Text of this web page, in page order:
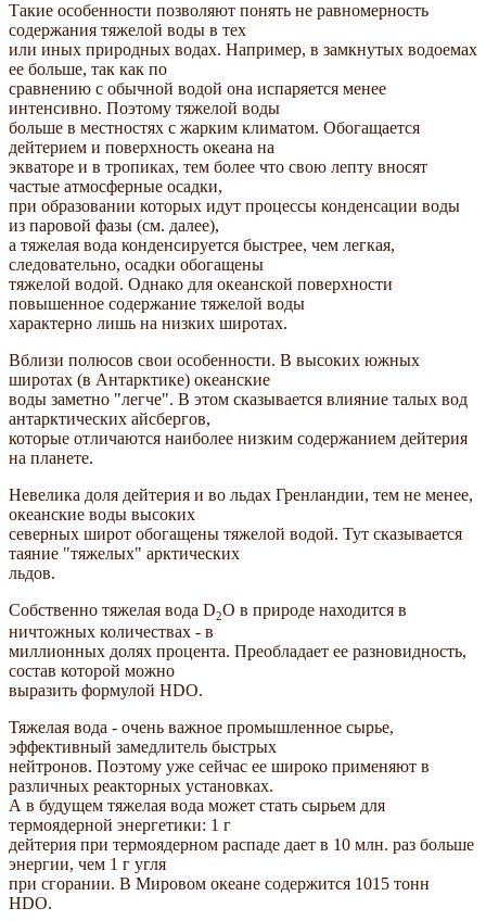
Такие особенности позволяют понять не равномерность
содержания тяжелой воды в тех
или иных природных водах. Например, в замкнутых водоемах
ее больше, так как по
сравнению с обычной водой она испаряется менее
интенсивно. Поэтому тяжелой воды
больше в местностях с жарким климатом. Обогащается
дейтерием и поверхность океана на
экваторе и в тропиках, тем более что свою лепту вносят
частые атмосферные осадки,
при образовании которых идут процессы конденсации воды
из паровой фазы (см. далее),
а тяжелая вода конденсируется быстрее, чем легкая,
следовательно, осадки обогащены
тяжелой водой. Однако для океанской поверхности
повышенное содержание тяжелой воды
характерно лишь на низких широтах.
Вблизи полюсов свои особенности. В высоких южных
широтах (в Антарктике) океанские
воды заметно "легче". В этом сказывается влияние талых вод
антарктических айсбергов,
которые отличаются наиболее низким содержанием дейтерия
на планете.
Невелика доля дейтерия и во льдах Гренландии, тем не менее,
океанские воды высоких
северных широт обогащены тяжелой водой. Тут сказывается
таяние "тяжелых" арктических
льдов.
Собственно тяжелая вода D2O в природе находится в
ничтожных количествах - в
миллионных долях процента. Преобладает ее разновидность,
состав которой можно
выразить формулой HDO.
Тяжелая вода - очень важное промышленное сырье,
эффективный замедлитель быстрых
нейтронов. Поэтому уже сейчас ее широко применяют в
различных реакторных установках.
А в будущем тяжелая вода может стать сырьем для
термоядерной энергетики: 1 г
дейтерия при термоядерном распаде дает в 10 млн. раз больше
энергии, чем 1 г угля
при сгорании. В Мировом океане содержится 1015 тонн
HDO.